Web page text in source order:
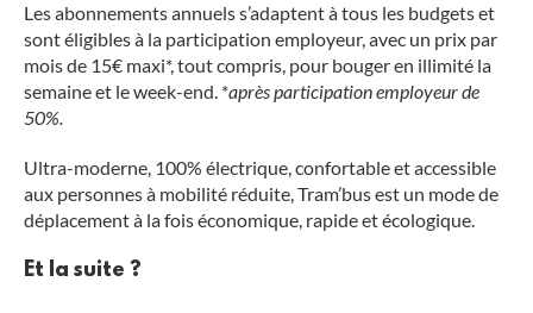
Les abonnements annuels s’adaptent à tous les budgets et
sont éligibles à la participation employeur, avec un prix par
mois de 15€ maxi*, tout compris, pour bouger en illimité la
semaine et le week-end. *après participation employeur de
50%.
Ultra-moderne, 100% électrique, confortable et accessible
aux personnes à mobilité réduite, Tram’bus est un mode de
déplacement à la fois économique, rapide et écologique.
Et la suite ?